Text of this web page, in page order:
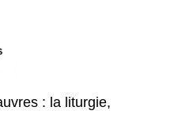
: la liturgie,